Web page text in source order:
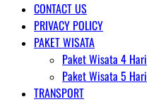
CONTACT US
PRIVACY POLICY
PAKET WISATA
Paket Wisata 4 Hari
Paket Wisata 5 Hari
TRANSPORT